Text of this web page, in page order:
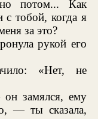
потом... Как
с тобой, когда я
за это?
рукой его
«Нет, не
замялся, ему
— ты сказала,